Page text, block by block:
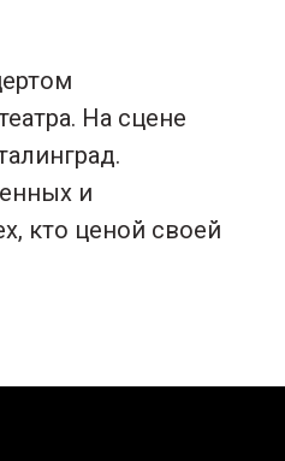
На сцене
и
кто ценой своей